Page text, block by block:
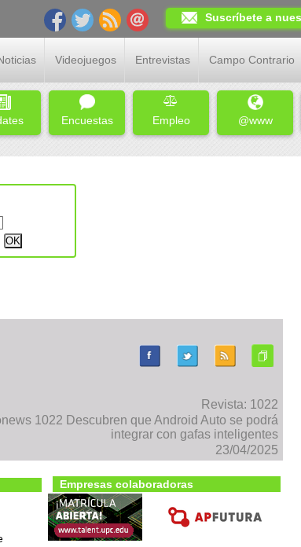
Suscríbete a
Videojuegos Entrevistas Campo Contrario
Encuestas Empleo @www
Revista: 1022
1022 Descubren que Android Auto se podrá
integrar con gafas inteligentes
23/04/2025
Empresas colaboradoras